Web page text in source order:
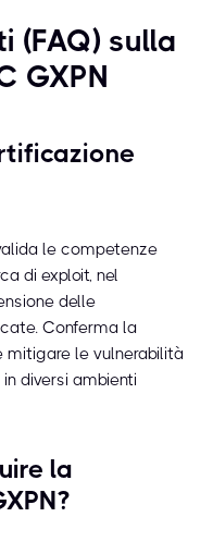
(FAQ) sulla
GXPN
le competenze
di exploit, nel
delle
Conferma la
le vulnerabilità
diversi ambienti
la